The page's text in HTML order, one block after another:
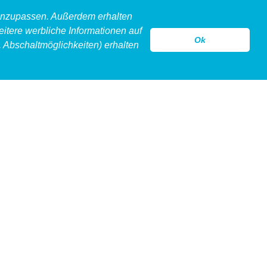
Außerdem erhalten
werbliche Informationen auf
erhalten
Ok
hollow kontakt